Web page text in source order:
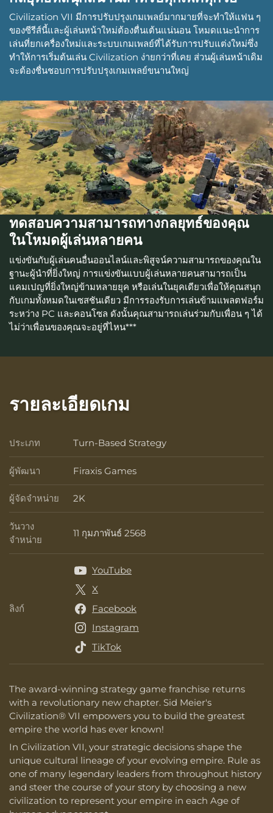
Civilization VII มีการปรับปรุงเกมเพลย์มากมายที่จะทำให้แฟน ๆ
ของซีรีส์นี้และผู้เล่นหน้าใหม่ต้องตื่นเต้นแน่นอน โหมดแนะนำการ
เล่นที่ยกเครื่องใหม่และระบบเกมเพลย์ที่ได้รับการปรับแต่งใหม่ซึ่ง
ทำให้การเริ่มต้นเล่น Civilization ง่ายกว่าที่เคย ส่วนผู้เล่นหน้าเดิม
จะต้องชื่นชอบการปรับปรุงเกมเพลย์ขนานใหญ่
ทดสอบความสามารถทางกลยุทธ์ของคุณ
ในโหมดผู้เล่นหลายคน
แข่งขันกับผู้เล่นคนอื่นออนไลน์และพิสูจน์ความสามารถของคุณใน
ฐานะผู้นำที่ยิ่งใหญ่ การแข่งขันแบบผู้เล่นหลายคนสามารถเป็น
แคมเปญที่ยิ่งใหญ่ข้ามหลายยุค หรือเล่นในยุคเดียวเพื่อให้คุณสนุก
กับเกมทั้งหมดในเซสชันเดียว มีการรองรับการเล่นข้ามแพลตฟอร์ม
ระหว่าง PC และคอนโซล ดังนั้นคุณสามารถเล่นร่วมกับเพื่อน ๆ ได้
ไม่ว่าเพื่อนของคุณจะอยู่ที่ไหน***
รายละเอียดเกม
The award-winning strategy game franchise returns
with a revolutionary new chapter. Sid Meier's
Civilization® VII empowers you to build the greatest
empire the world has ever known!
In Civilization VII, your strategic decisions shape the
unique cultural lineage of your evolving empire. Rule as
one of many legendary leaders from throughout history
and steer the course of your story by choosing a new
civilization to represent your empire in each Age of
ประเภท ประเภท
Turn-Based Strategy
ผู้พัฒนา ผู้พัฒนา
Firaxis Games
ผู้จัดจำหน่าย ผู้จัดจำหน่าย
2K
วันวาง
จำหน่าย
วันวางจำหน่าย
11 กุมภาพันธ์ 2568
ลิงก์ ลิงก์
YouTube
X
Facebook
Instagram
TikTok